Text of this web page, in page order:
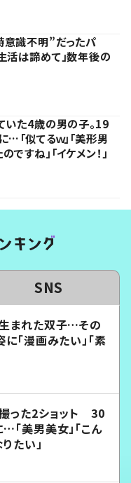
識不明”だったパ
活は諦めて」数年後の
いた4歳の男の子。19
「似てるｗ」「美形男
すね」「イケメン！」
SNS
まれた双子…その
「漫画みたい」「素
った2ショット 30
「美男美女」「こん
たい」